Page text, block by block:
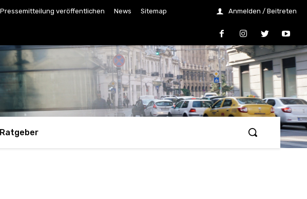
Pressemitteilung veröffentlichen News Sitemap Anmelden / Beitreten
Ratgeber